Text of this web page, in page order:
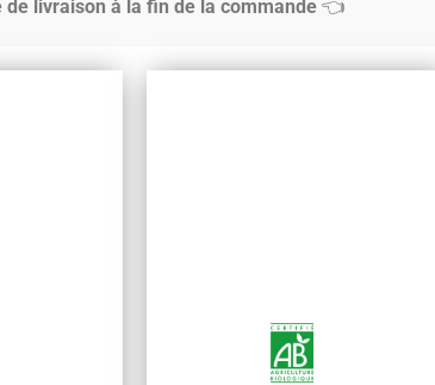
Poivrons – Piments
– Les Coffrets à planter –
de livraison à la fin de la commande 👈